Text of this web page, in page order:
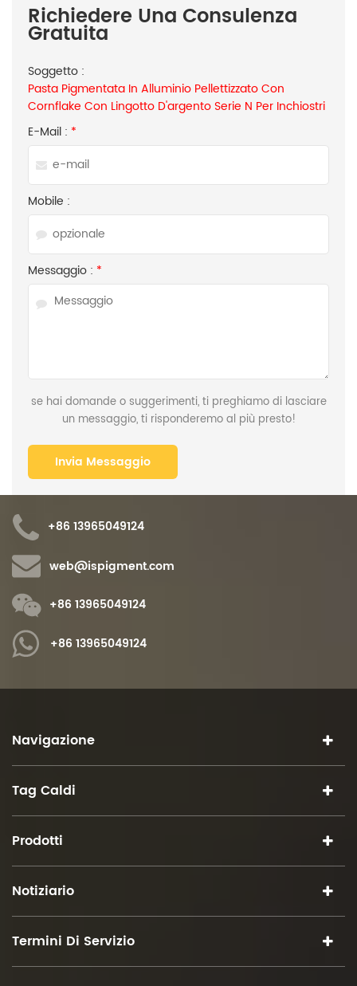
Richiedere Una Consulenza
Gratuita
Soggetto :
Pasta Pigmentata In Alluminio Pellettizzato Con
Cornflake Con Lingotto D'argento Serie N Per Inchiostri
E-Mail : *
Mobile :
Messaggio : *
se hai domande o suggerimenti, ti preghiamo di lasciare
un messaggio, ti risponderemo al più presto!
+86 13965049124
web@ispigment.com
+86 13965049124
+86 13965049124
Navigazione
Tag Caldi
Prodotti
Notiziario
Termini Di Servizio